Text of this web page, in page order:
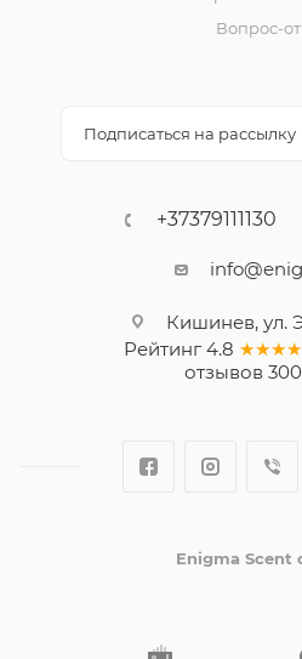
Вопрос-
Подписаться на рассылку
+37379111130
Кишинев, ул.
Рейтинг 4.8
отзывов 300
Enigma Scent